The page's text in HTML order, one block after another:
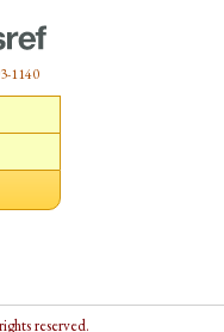
1140
reserved.